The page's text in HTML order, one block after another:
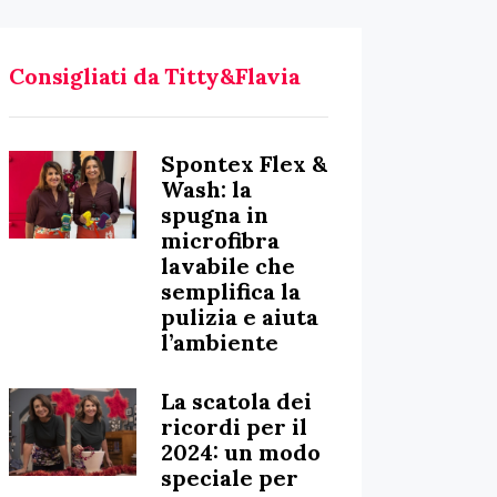
Consigliati da Titty&Flavia
Spontex Flex &
Wash: la
spugna in
microfibra
lavabile che
semplifica la
pulizia e aiuta
l’ambiente
La scatola dei
ricordi per il
2024: un modo
speciale per